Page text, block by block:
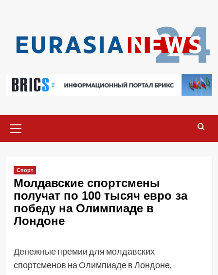
меню
Спорт
Молдавские спортсмены
получат по 100 тысяч евро за
победу на Олимпиаде в
Лондоне
Денежные премии для молдавских
спортсменов на Олимпиаде в Лондоне,